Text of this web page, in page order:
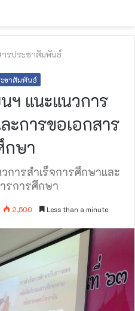
รประชาสัมพันธ์
ชาสัมพันธ์
ฯ แนะแนวการ
ะการขอเอกสาร
กษา
การสำเร็จการศึกษาและ
รการศึกษา
2,500 Less than a minute